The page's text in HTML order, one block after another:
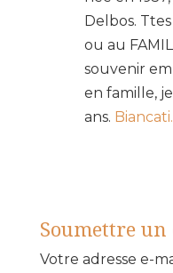
Delbos.
ou au
souvenir
en famille,
ans.
Soumettre
Votre adresse e-